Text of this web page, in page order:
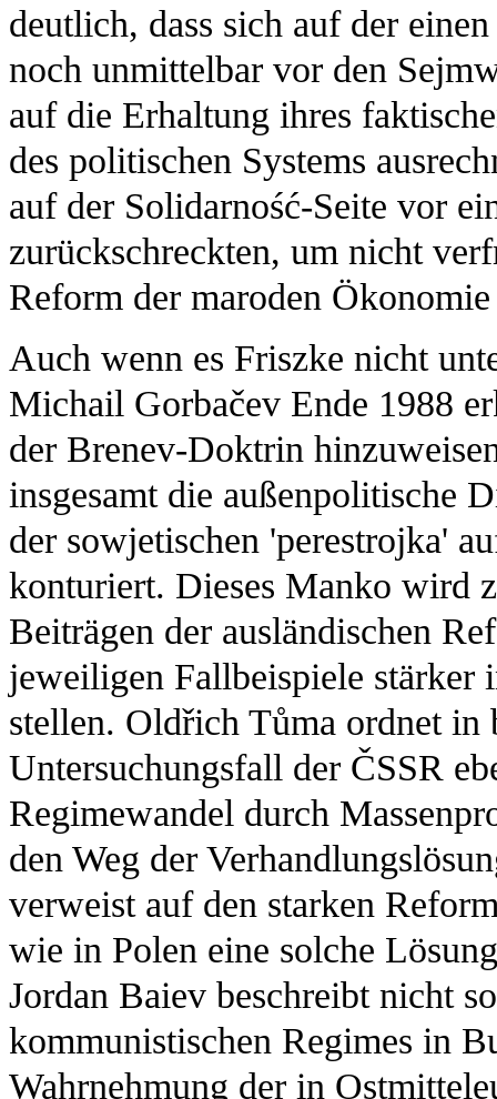
deutlich, dass sich auf der
noch unmittelbar vor den
auf die Erhaltung ihres
des politischen Systems
auf der Solidarność-Seite vor
zurückschreckten, um nicht
Reform der maroden
Auch wenn es Friszke nicht
Michail Gorbačev Ende 1988
der Brenev-Doktrin
insgesamt die außenpolitische
der sowjetischen 'perestrojka'
konturiert. Dieses Manko wird
Beiträgen der ausländischen
jeweiligen Fallbeispiele stärker
stellen. Oldřich Tůma ordnet in
Untersuchungsfall der ČSSR
Regimewandel durch
den Weg der
verweist auf den starken
wie in Polen eine solche
Jordan Baiev beschreibt nicht
kommunistischen Regimes in
Wahrnehmung der in